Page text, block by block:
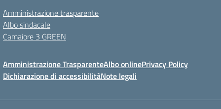
Amministrazione trasparente
Albo sindacale
Camaiore 3 GREEN
Amministrazione TrasparenteAlbo onlinePrivacy Policy
Dichiarazione di accessibilitàNote legali